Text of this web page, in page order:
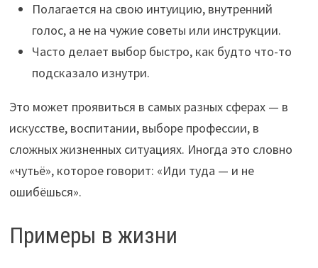
Полагается на свою интуицию, внутренний
голос, а не на чужие советы или инструкции.
Часто делает выбор быстро, как будто что-то
подсказало изнутри.
Это может проявиться в самых разных сферах — в
искусстве, воспитании, выборе профессии, в
сложных жизненных ситуациях. Иногда это словно
«чутьё», которое говорит: «Иди туда — и не
ошибёшься».
Примеры в жизни